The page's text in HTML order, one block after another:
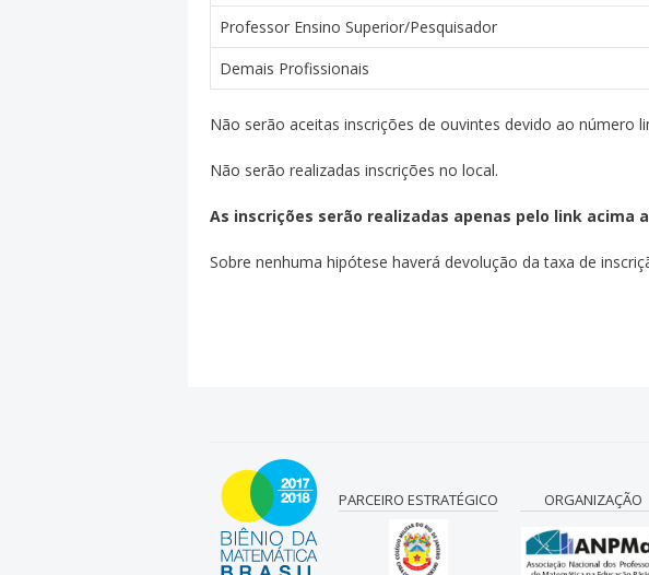
Professor Ensino Superior/Pesquisador
Demais Profissionais
Não serão aceitas inscrições de ouvintes devido ao número
Não serão realizadas inscrições no local.
As inscrições serão realizadas apenas pelo link
Sobre nenhuma hipótese haverá devolução da taxa de
PARCEIRO ESTRATÉGICO ORGANIZAÇÃO